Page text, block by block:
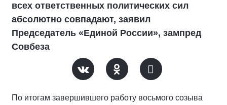
всех ответственных политических сил
абсолютно совпадают, заявил
Председатель «Единой России», зампред
Совбеза
По итогам завершившего работу восьмого созыва